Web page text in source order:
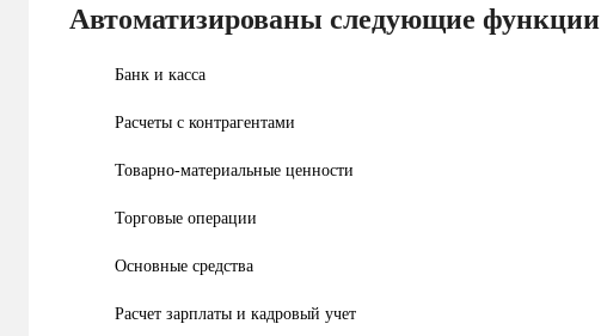
Автоматизированы следующие функции
Банк и касса
Расчеты с контрагентами
Товарно-материальные ценности
Торговые операции
Основные средства
Расчет зарплаты и кадровый учет